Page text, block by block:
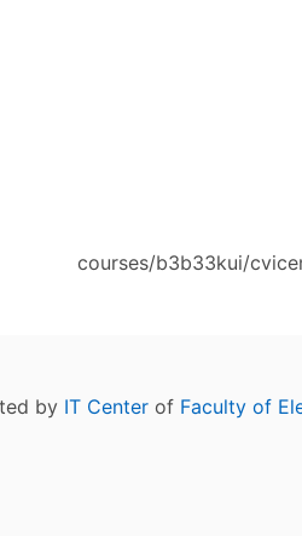
courses/b3b33kui/
by IT Center of Faculty of